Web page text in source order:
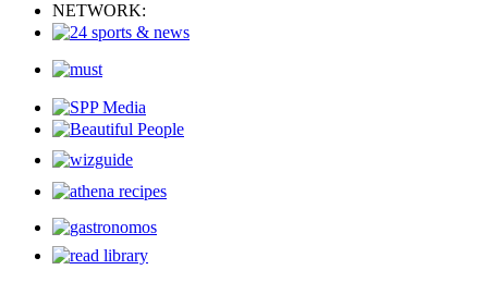
NETWORK: